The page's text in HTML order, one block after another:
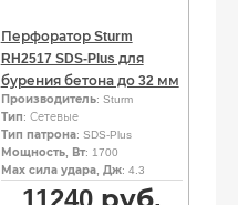
Перфоратор Sturm
RH2517 SDS-Plus для
бурения бетона до 32 мм
Производитель: Sturm
Тип: Сетевые
Тип патрона: SDS-Plus
Мощность, Вт: 1700
Мах сила удара, Дж: 4.3